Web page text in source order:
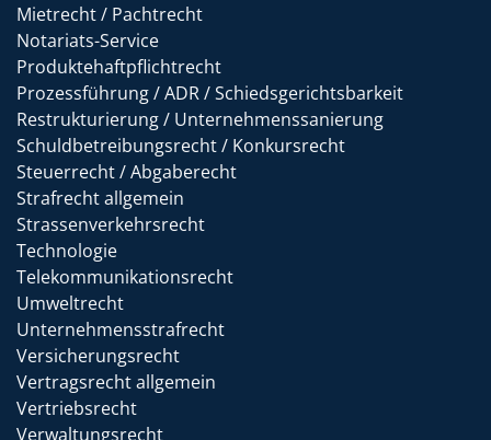
Mietrecht / Pachtrecht
Notariats-Service
Produktehaftpflichtrecht
Prozessführung / ADR / Schiedsgerichtsbarkeit
Restrukturierung / Unternehmenssanierung
Schuldbetreibungsrecht / Konkursrecht
Steuerrecht / Abgaberecht
Strafrecht allgemein
Strassenverkehrsrecht
Technologie
Telekommunikationsrecht
Umweltrecht
Unternehmensstrafrecht
Versicherungsrecht
Vertragsrecht allgemein
Vertriebsrecht
Verwaltungsrecht